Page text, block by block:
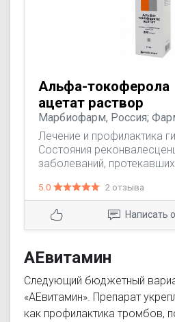
Альфа-токоферола
ацетат раствор
Марбиофарм, Россия;
фабрика Санкт-
Лечение и профилактика
Состояния
заболеваний,
пожилой возраст,
аппарата и мышц.
вегетативные нарушения.
переутомлении,
мышечная дистрофия,
постинфекционная
Дегенеративные и
изменения суставов и
позвоночника и крупных
5.0 2 отзыва
Написать
АЕвитамин
Следующий бюджетный
«АЕвитамин». Препарат
как профилактика тромбов,